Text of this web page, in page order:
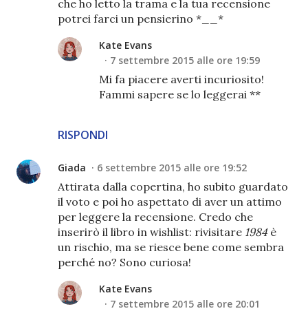
che ho letto la trama e la tua recensione
potrei farci un pensierino *__*
RISPONDI
Kate Evans
7 settembre 2015 alle ore 19:59
Mi fa piacere averti incuriosito!
Fammi sapere se lo leggerai **
Giada 6 settembre 2015 alle ore 19:52
Attirata dalla copertina, ho subito guardato
il voto e poi ho aspettato di aver un attimo
per leggere la recensione. Credo che
inserirò il libro in wishlist: rivisitare 1984è
un rischio, ma se riesce bene come sembra
perché no? Sono curiosa!
Kate Evans
7 settembre 2015 alle ore 20:01